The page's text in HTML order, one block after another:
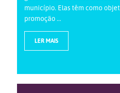
município. Elas têm como
promoção ...
LER MAIS